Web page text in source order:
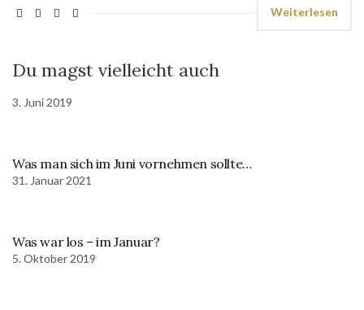
Weiterlesen
Du magst vielleicht auch
3. Juni 2019
Was man sich im Juni vornehmen sollte…
31. Januar 2021
Was war los – im Januar?
5. Oktober 2019